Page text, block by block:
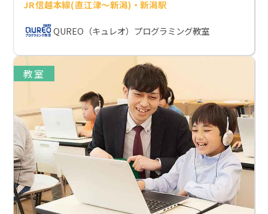
JR信越本線(直江津～新潟)・新潟駅
QUREO（キュレオ）プログラミング教室
教室